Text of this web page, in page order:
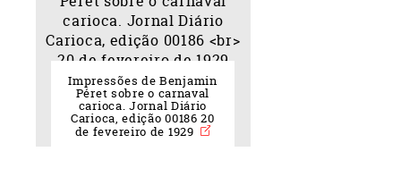
Impressões de Benjamin
Péret sobre o carnaval
carioca. Jornal Diário
Carioca, edição 00186 20
de fevereiro de 1929